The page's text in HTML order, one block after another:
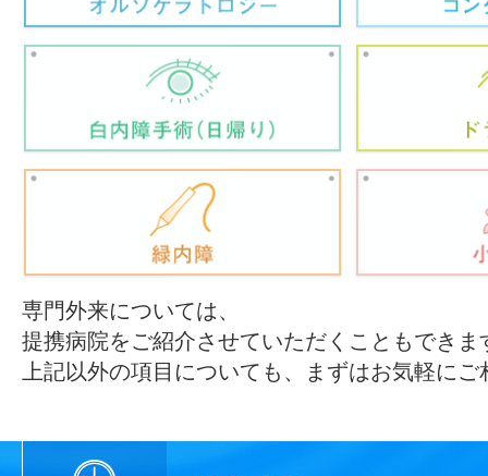
専門外来については、
提携病院をご紹介させていただくこともできま
上記以外の項目についても、まずはお気軽に